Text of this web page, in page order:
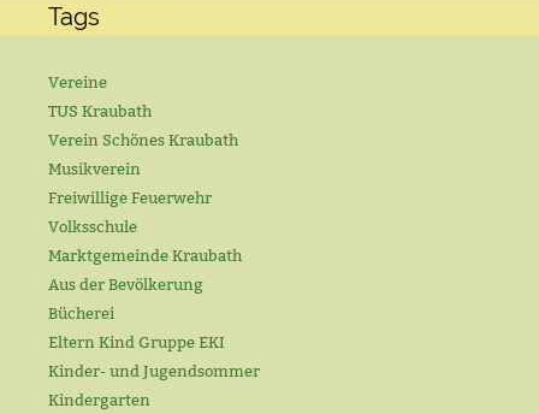
Tags
Vereine
TUS Kraubath
Verein Schönes Kraubath
Musikverein
Freiwillige Feuerwehr
Volksschule
Marktgemeinde Kraubath
Aus der Bevölkerung
Bücherei
Eltern Kind Gruppe EKI
Kinder- und Jugendsommer
Kindergarten